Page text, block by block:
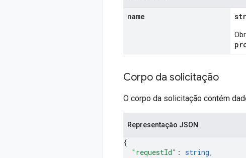
name
Corpo da solicitação
O corpo da solicitação contém
Representação JSON
{
"requestId" : string,